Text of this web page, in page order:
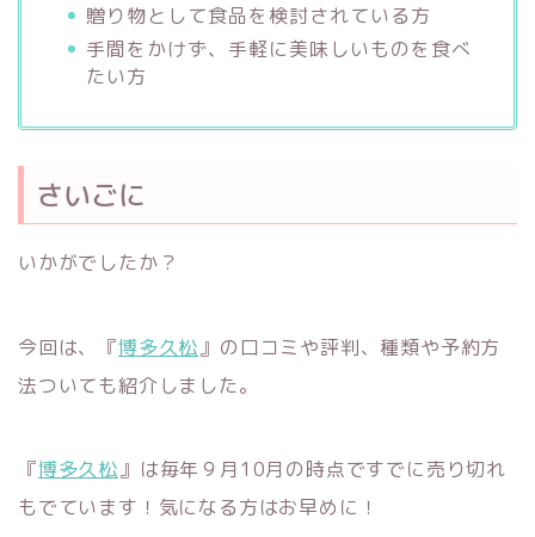
贈り物として食品を検討されている方
手間をかけず、手軽に美味しいものを食べ
たい方
さいごに
いかがでしたか？
今回は、『博多久松』の口コミや評判、種類や予約方
法ついても紹介しました。
『博多久松』は毎年９月10月の時点ですでに売り切れ
もでています！気になる方はお早めに！